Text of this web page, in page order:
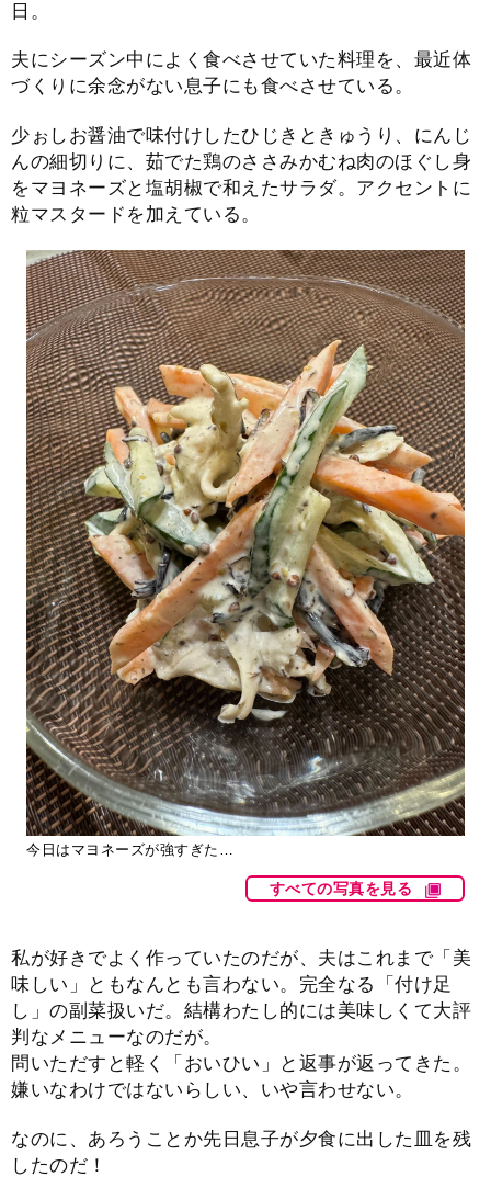
日。
夫にシーズン中によく食べさせていた料理を、最近体
づくりに余念がない息子にも食べさせている。
少ぉしお醤油で味付けしたひじきときゅうり、にんじ
んの細切りに、茹でた鶏のささみかむね肉のほぐし身
をマヨネーズと塩胡椒で和えたサラダ。アクセントに
粒マスタードを加えている。
今日はマヨネーズが強すぎた…
すべての写真を見る
私が好きでよく作っていたのだが、夫はこれまで「美
味しい」ともなんとも言わない。完全なる「付け足
し」の副菜扱いだ。結構わたし的には美味しくて大評
判なメニューなのだが。
問いただすと軽く「おいひい」と返事が返ってきた。
嫌いなわけではないらしい、いや言わせない。
なのに、あろうことか先日息子が夕食に出した皿を残
したのだ！